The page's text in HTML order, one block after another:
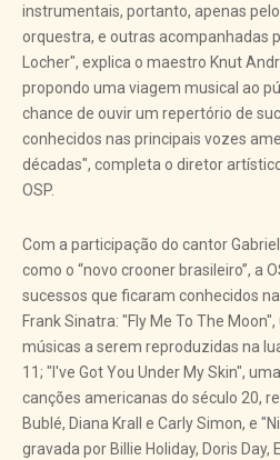
instrumentais, portanto, apenas
orquestra, e outras acompanhadas
Locher", explica o maestro Knut
propondo uma viagem musical ao
chance de ouvir um repertório de
conhecidos nas principais vozes
décadas", completa o diretor
OSP.
Com a participação do cantor
como o “novo crooner brasileiro”, a
sucessos que ficaram conhecidos
Frank Sinatra: "Fly Me To The
músicas a serem reproduzidas na
11; "I've Got You Under My Skin",
canções americanas do século 20,
Bublé, Diana Krall e Carly Simon, e
gravada por Billie Holiday, Doris Day,